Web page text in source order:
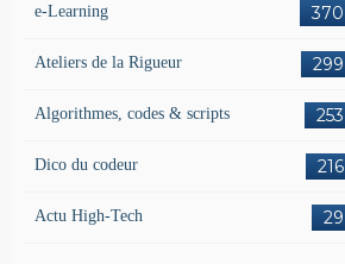
370
e-Learning
299
Ateliers de la Rigueur
253
Algorithmes, codes & scripts
216
Dico du codeur
29
Actu High-Tech